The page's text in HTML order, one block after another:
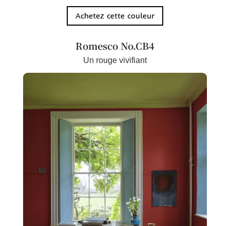
Achetez cette couleur
Romesco No.CB4
Un rouge vivifiant